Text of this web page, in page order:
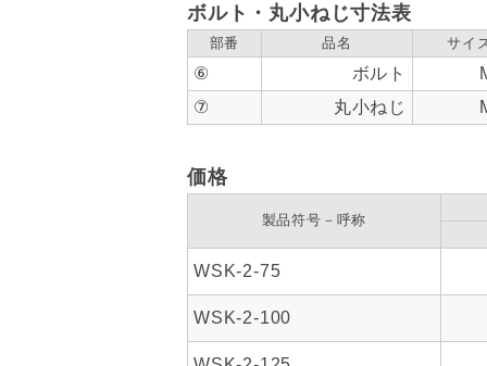
ボルト・丸小ねじ寸法表
部番 品名 サイ
⑥ ボルト
⑦
丸小ねじ
価格
製品符号－呼称
WSK-2-75
WSK-2-100